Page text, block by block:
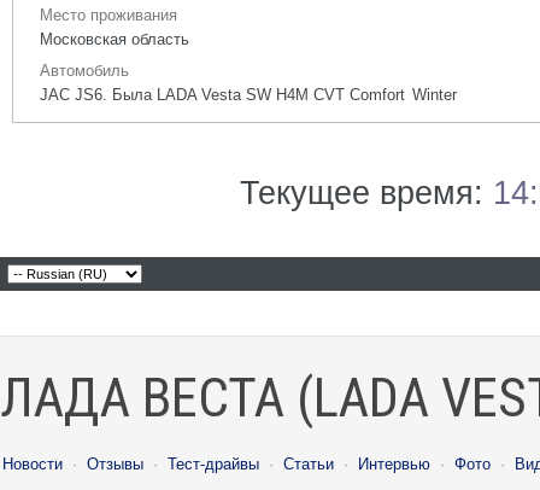
Место проживания
Московская область
Автомобиль
JAC JS6. Была LADA Vesta SW H4M CVT Comfort Winter
Текущее время:
ЛАДА ВЕСТА (LADA
Новости · Отзывы · Тест-драйвы · Статьи · Интервью · Фото ·